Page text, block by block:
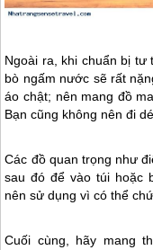
Ngoài ra, khi chuẩn bị tư
bò ngấm nước sẽ rất
áo chật; nên mang đồ
Bạn cũng không nên đi
Các đồ quan trọng như
sau đó để vào túi hoặc
nên sử dụng vì có thể
Cuối cùng, hãy mang